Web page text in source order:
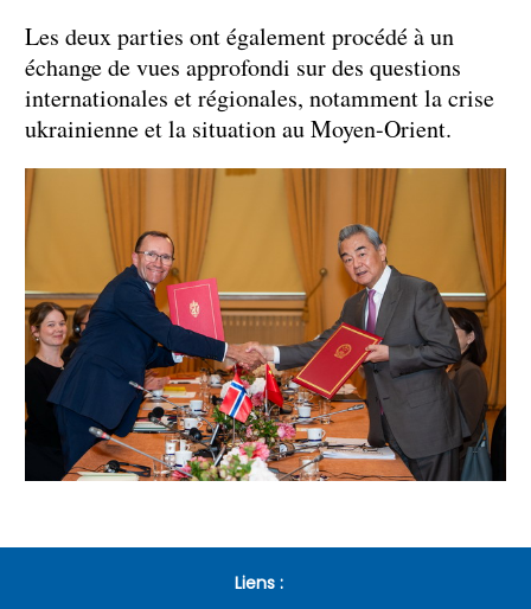
Les deux parties ont également procédé à un
échange de vues approfondi sur des questions
internationales et régionales, notamment la crise
ukrainienne et la situation au Moyen-Orient.
Liens :